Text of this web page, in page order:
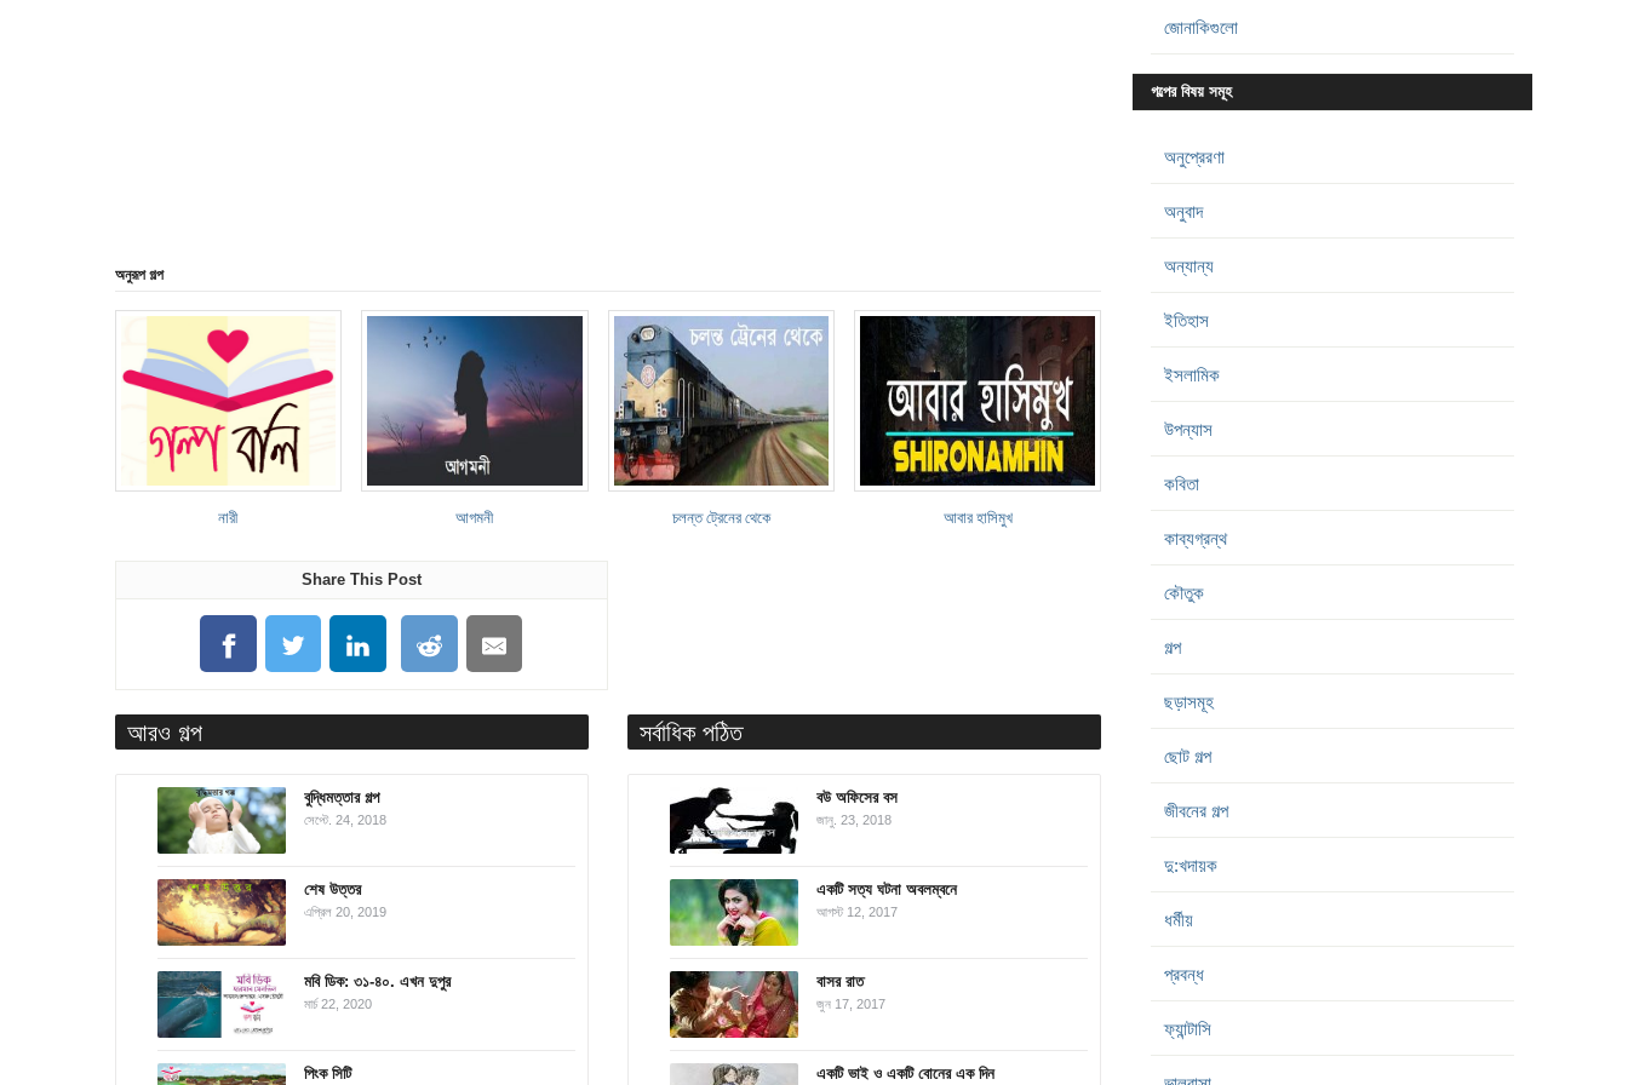
অনুরূপ গল্প
নারী আগমনী চলন্ত ট্রেনের থেকে আবার হাসিমুখ
Share This Post
আরও গল্প
বুদ্ধিমত্তার গল্প
সেপ্টে. 24, 2018
শেষ উত্তর
এপ্রিল 20, 2019
মবি ডিক: ৩১-৪০. এখন দুপুর
মার্চ 22, 2020
পিংক সিটি
সর্বাধিক পঠিত
বউ অফিসের বস
জানু. 23, 2018
একটি সত্য ঘটনা অবলম্বনে
আগস্ট 12, 2017
বাসর রাত
জুন 17, 2017
একটি ভাই ও একটি বোনের এক দিন
জোনাকিগুলো
গল্পের বিষয় সমূহ
অনুপ্রেরণা
অনুবাদ
অন্যান্য
ইতিহাস
ইসলামিক
উপন্যাস
কবিতা
কাব্যগ্রন্থ
কৌতুক
গল্প
ছড়াসমূহ
ছোট গল্প
জীবনের গল্প
দু:খদায়ক
ধর্মীয়
প্রবন্ধ
ফ্যান্টাসি